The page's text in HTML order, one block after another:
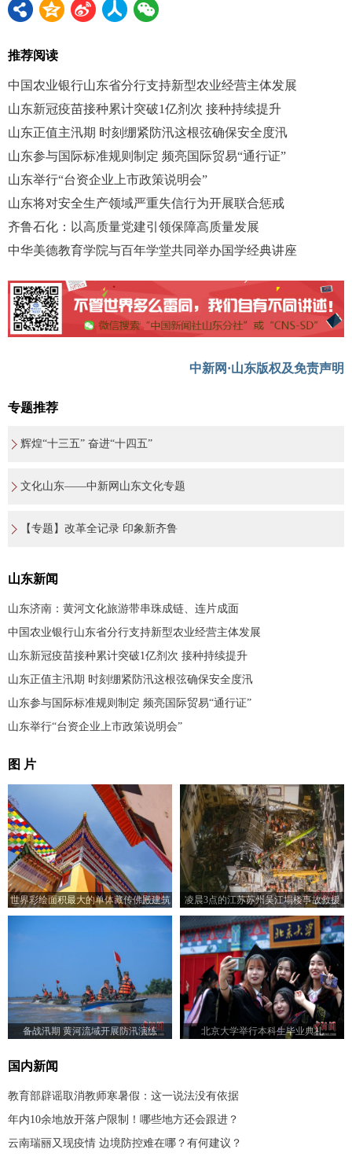
推荐阅读
中国农业银行山东省分行支持新型农业经营主体发展
山东新冠疫苗接种累计突破1亿剂次 接种持续提升
山东正值主汛期 时刻绷紧防汛这根弦确保安全度汛
山东参与国际标准规则制定 频亮国际贸易“通行证”
山东举行“台资企业上市政策说明会”
山东将对安全生产领域严重失信行为开展联合惩戒
齐鲁石化：以高质量党建引领保障高质量发展
中华美德教育学院与百年学堂共同举办国学经典讲座
中新网·山东版权及免责声明
专题推荐
辉煌“十三五” 奋进“十四五”
文化山东——中新网山东文化专题
【专题】改革全记录 印象新齐鲁
山东新闻
山东济南：黄河文化旅游带串珠成链、连片成面
中国农业银行山东省分行支持新型农业经营主体发展
山东新冠疫苗接种累计突破1亿剂次 接种持续提升
山东正值主汛期 时刻绷紧防汛这根弦确保安全度汛
山东参与国际标准规则制定 频亮国际贸易“通行证”
山东举行“台资企业上市政策说明会”
图 片
世界彩绘面积最大的单体藏传佛殿建筑
在青海被认证
凌晨3点的江苏苏州吴江塌楼事故救援
现场
备战汛期 黄河流域开展防汛演练 北京大学举行本科生毕业典礼
国内新闻
教育部辟谣取消教师寒暑假：这一说法没有依据
年内10余地放开落户限制！哪些地方还会跟进？
云南瑞丽又现疫情 边境防控难在哪？有何建议？